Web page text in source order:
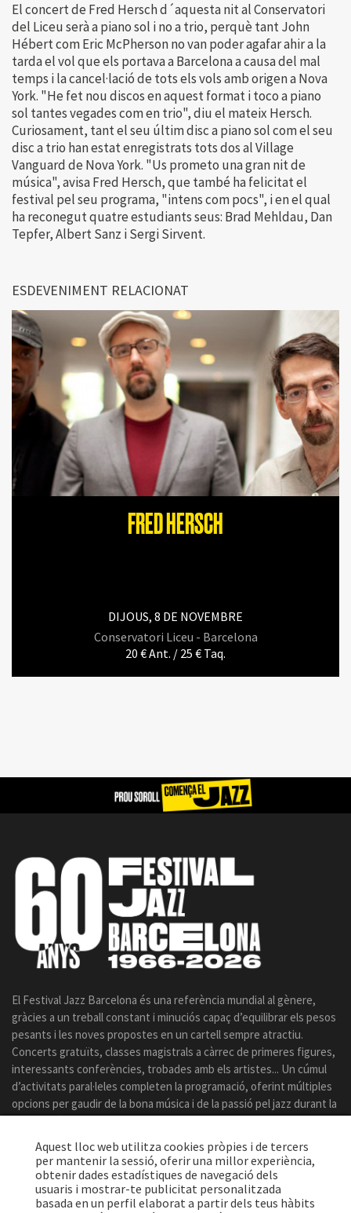
El concert de Fred Hersch d´aquesta nit al Conservatori
del Liceu serà a piano sol i no a trio, perquè tant John
Hébert com Eric McPherson no van poder agafar ahir a la
tarda el vol que els portava a Barcelona a causa del mal
temps i la cancel·lació de tots els vols amb origen a Nova
York. "He fet nou discos en aquest format i toco a piano
sol tantes vegades com en trio", diu el mateix Hersch.
Curiosament, tant el seu últim disc a piano sol com el seu
disc a trio han estat enregistrats tots dos al Village
Vanguard de Nova York. "Us prometo una gran nit de
música", avisa Fred Hersch, que també ha felicitat el
festival pel seu programa, "intens com pocs", i en el qual
ha reconegut quatre estudiants seus: Brad Mehldau, Dan
Tepfer, Albert Sanz i Sergi Sirvent.
ESDEVENIMENT RELACIONAT
FRED HERSCH
DIJOUS, 8 DE NOVEMBRE
Conservatori Liceu - Barcelona
20 € Ant. / 25 € Taq.
El Festival Jazz Barcelona és una referència mundial al gènere,
gràcies a un treball constant i minuciós capaç d’equilibrar els pesos
pesants i les noves propostes en un cartell sempre atractiu.
Concerts gratuïts, classes magistrals a càrrec de primeres figures,
interessants conferències, trobades amb els artistes... Un cúmul
d’activitats paral·leles completen la programació, oferint múltiples
opcions per gaudir de la bona música i de la passió pel jazz durant la
celebració del certamen.
Aquest lloc web utilitza cookies pròpies i de tercers
per mantenir la sessió, oferir una millor experiència,
obtenir dades estadístiques de navegació dels
usuaris i mostrar-te publicitat personalitzada
basada en un perfil elaborat a partir dels teus hàbits